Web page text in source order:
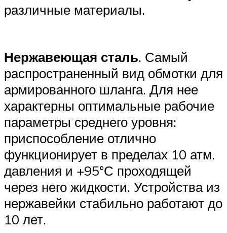
различные материалы.
Нержавеющая сталь. Самый
распространенный вид обмотки для
армированного шланга. Для нее
характерны оптимальные рабочие
параметры среднего уровня:
приспособление отлично
функционирует в пределах 10 атм.
давления и +95°С проходящей
через него жидкости. Устройства из
нержавейки стабильно работают до
10 лет.